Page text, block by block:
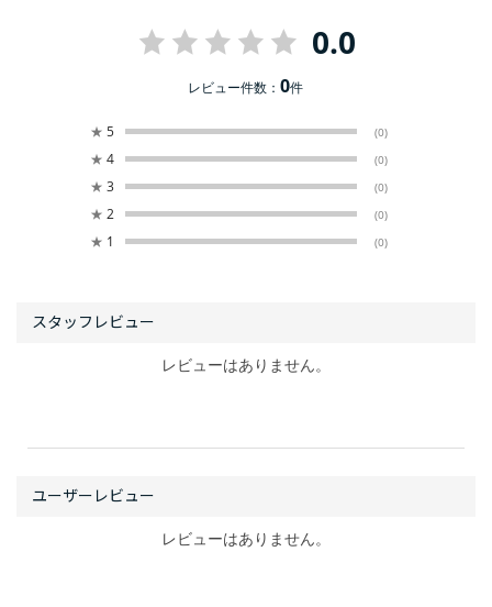
0.0
レビュー件数：0件
★ 5 (0)
★ 4 (0)
★ 3 (0)
★ 2 (0)
★ 1 (0)
レビューはありません。
レビューはありません。